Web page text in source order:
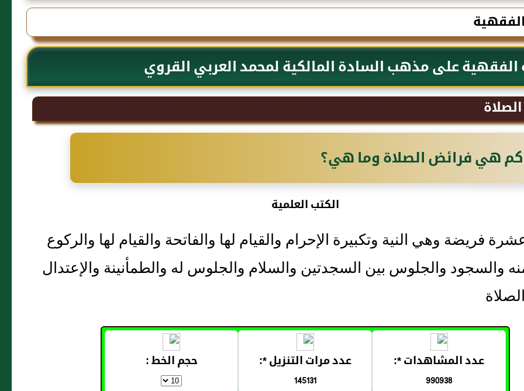
الفقهية على مذهب السادة المالكية لمحمد العربي القروي
كم هي فرائض الصلاة وما هي؟
الكتب العلمية
فريضة وهي النية وتكبيرة الإحرام والقيام لها والفاتحة والقيام لها والركوع
والسجود والجلوس بين السجدتين والسلام والجلوس له والطمأنينة والإعتدال
عدد المشاهدات *:
990938
عدد مرات التنزيل *:
145131
حجم الخط :